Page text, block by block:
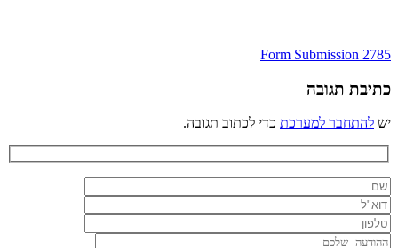
ניווט
Form Submission 2785
כתיבת תגובה
יש להתחבר למערכת כדי לכתוב תגובה.